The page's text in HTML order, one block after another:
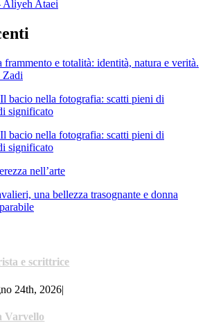
Aliyeh Ataei
frammento e totalità: identità, natura e verità.
Zadi
Il bacio nella fotografia: scatti pieni di
significato
Il bacio nella fotografia: scatti pieni di
significato
nell’arte
una bellezza trasognante e donna
e scrittrice
24th, 2026|
Varvello